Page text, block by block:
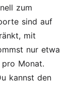
zum
sind auf
mit
nur etwa
Monat.
kannst den